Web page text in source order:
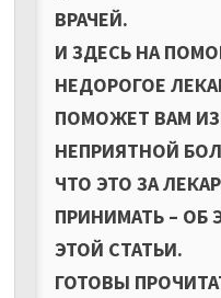
ВРАЧЕЙ.
И ЗДЕСЬ НА
НЕДОРОГОЕ
ПОМОЖЕТ ВАМ
НЕПРИЯТНОЙ
ЧТО ЭТО ЗА
ПРИНИМАТЬ – ОБ
ЭТОЙ СТАТЬИ.
ГОТОВЫ